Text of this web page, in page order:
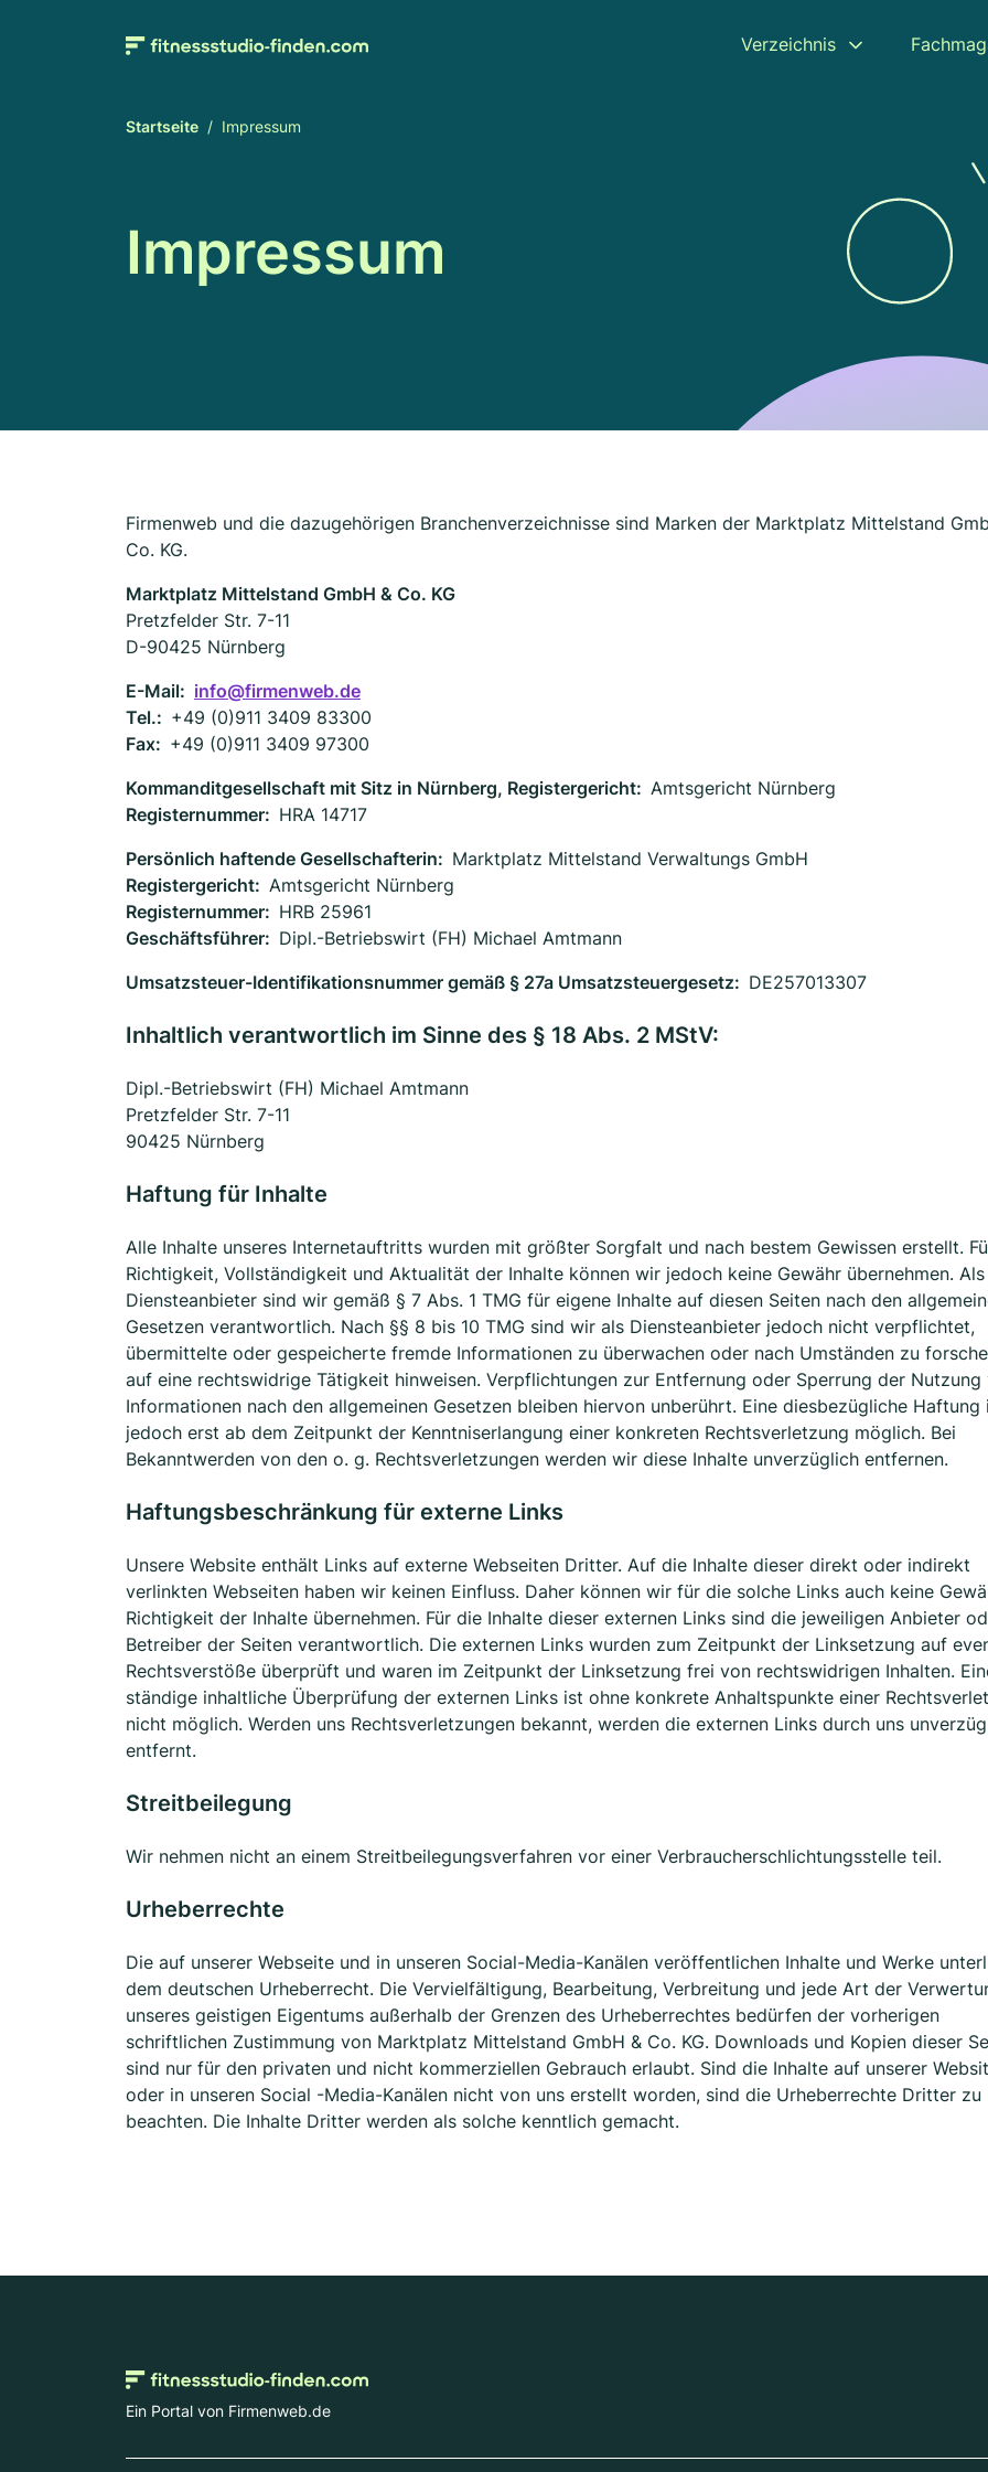
Verzeichnis
Startseite Impressum
Impressum
Firmenweb und die dazugehörigen Branchenverzeichnisse sind Marken der Marktplatz Mittelstand
Co. KG.
Marktplatz Mittelstand GmbH & Co. KG
Pretzfelder Str. 7-11
D-90425 Nürnberg
E-Mail: info@firmenweb.de
Tel.: +49 (0)911 3409 83300
Fax: +49 (0)911 3409 97300
Kommanditgesellschaft mit Sitz in Nürnberg, Registergericht: Amtsgericht Nürnberg
Registernummer: HRA 14717
Persönlich haftende Gesellschafterin: Marktplatz Mittelstand Verwaltungs GmbH
Registergericht: Amtsgericht Nürnberg
Registernummer: HRB 25961
Geschäftsführer: Dipl.-Betriebswirt (FH) Michael Amtmann
Umsatzsteuer-Identifikationsnummer gemäß § 27a Umsatzsteuergesetz: DE257013307
Inhaltlich verantwortlich im Sinne des § 18 Abs. 2 MStV:
Dipl.-Betriebswirt (FH) Michael Amtmann
Pretzfelder Str. 7-11
90425 Nürnberg
Haftung für Inhalte
Alle Inhalte unseres Internetauftritts wurden mit größter Sorgfalt und nach bestem Gewissen erstellt.
Richtigkeit, Vollständigkeit und Aktualität der Inhalte können wir jedoch keine Gewähr übernehmen. Als
Diensteanbieter sind wir gemäß § 7 Abs. 1 TMG für eigene Inhalte auf diesen Seiten nach den
Gesetzen verantwortlich. Nach §§ 8 bis 10 TMG sind wir als Diensteanbieter jedoch nicht verpflichtet,
übermittelte oder gespeicherte fremde Informationen zu überwachen oder nach Umständen zu
auf eine rechtswidrige Tätigkeit hinweisen. Verpflichtungen zur Entfernung oder Sperrung der Nutzung
Informationen nach den allgemeinen Gesetzen bleiben hiervon unberührt. Eine diesbezügliche Haftung
jedoch erst ab dem Zeitpunkt der Kenntniserlangung einer konkreten Rechtsverletzung möglich. Bei
Bekanntwerden von den o. g. Rechtsverletzungen werden wir diese Inhalte unverzüglich entfernen.
Haftungsbeschränkung für externe Links
Unsere Website enthält Links auf externe Webseiten Dritter. Auf die Inhalte dieser direkt oder indirekt
verlinkten Webseiten haben wir keinen Einfluss. Daher können wir für die solche Links auch keine
Richtigkeit der Inhalte übernehmen. Für die Inhalte dieser externen Links sind die jeweiligen Anbieter
Betreiber der Seiten verantwortlich. Die externen Links wurden zum Zeitpunkt der Linksetzung auf
Rechtsverstöße überprüft und waren im Zeitpunkt der Linksetzung frei von rechtswidrigen Inhalten.
ständige inhaltliche Überprüfung der externen Links ist ohne konkrete Anhaltspunkte einer
nicht möglich. Werden uns Rechtsverletzungen bekannt, werden die externen Links durch uns
entfernt.
Streitbeilegung
Wir nehmen nicht an einem Streitbeilegungsverfahren vor einer Verbraucherschlichtungsstelle teil.
Urheberrechte
Die auf unserer Webseite und in unseren Social-Media-Kanälen veröffentlichen Inhalte und Werke
dem deutschen Urheberrecht. Die Vervielfältigung, Bearbeitung, Verbreitung und jede Art der
unseres geistigen Eigentums außerhalb der Grenzen des Urheberrechtes bedürfen der vorherigen
schriftlichen Zustimmung von Marktplatz Mittelstand GmbH & Co. KG. Downloads und Kopien dieser
sind nur für den privaten und nicht kommerziellen Gebrauch erlaubt. Sind die Inhalte auf unserer
oder in unseren Social -Media-Kanälen nicht von uns erstellt worden, sind die Urheberrechte Dritter zu
beachten. Die Inhalte Dritter werden als solche kenntlich gemacht.
Ein Portal von Firmenweb.de